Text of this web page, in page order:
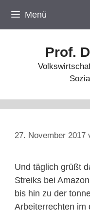
Inhalt
springen
Menü
Prof.
27. November 2017
Und täglich grüßt
Streiks bei
bis hin zu der
Arbeiterrechten im